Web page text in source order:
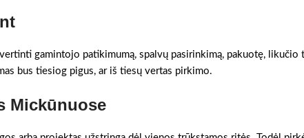
gamintojo patikimumą, spalvų pasirinkimą, pakuotę, likučio
bus tiesiog pigus, ar iš tiesų vertas pirkimo.
Mickūnuose